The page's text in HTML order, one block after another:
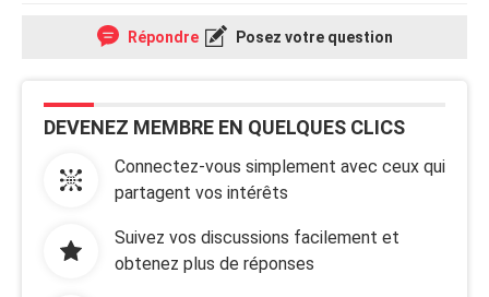
Répondre Posez votre question
DEVENEZ MEMBRE EN QUELQUES CLICS
Connectez-vous simplement avec ceux qui
partagent vos intérêts
Suivez vos discussions facilement et
obtenez plus de réponses